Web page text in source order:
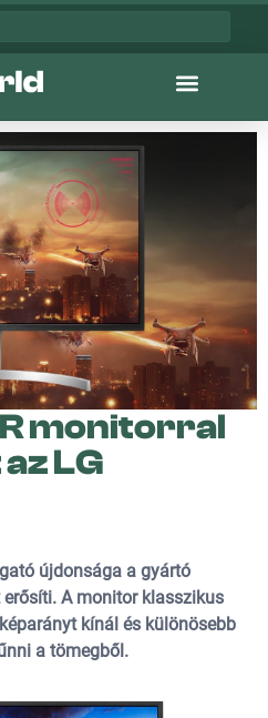
monitorral
LG
újdonsága a gyártó
A monitor klasszikus
kínál és különösebb
a tömegből.